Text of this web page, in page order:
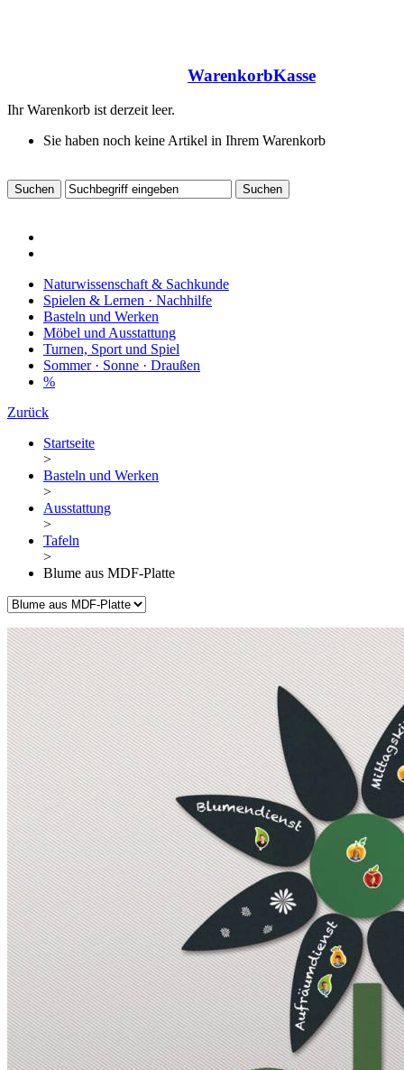
WarenkorbKasse
Ihr Warenkorb ist derzeit leer.
Sie haben noch keine Artikel in Ihrem Warenkorb
Naturwissenschaft & Sachkunde
Spielen & Lernen · Nachhilfe
Basteln und Werken
Möbel und Ausstattung
Turnen, Sport und Spiel
Sommer · Sonne · Draußen
%
Zurück
Startseite
>
Basteln und Werken
>
Ausstattung
>
Tafeln
>
Blume aus MDF-Platte